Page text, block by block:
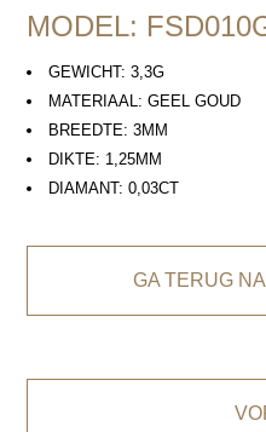
MODEL:
GEWICHT: 3,3G
MATERIAAL: GEEL GOUD
BREEDTE: 3MM
DIKTE: 1,25MM
DIAMANT: 0,03CT
GA TERUG